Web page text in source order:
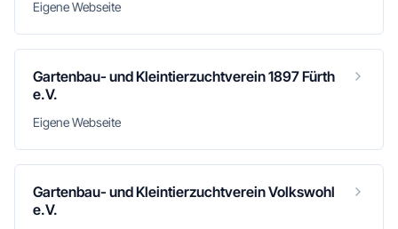
Eigene Webseite
Gartenbau- und Kleintierzuchtverein 1897 Fürth
e.V.
Eigene Webseite
Gartenbau- und Kleintierzuchtverein Volkswohl
e.V.